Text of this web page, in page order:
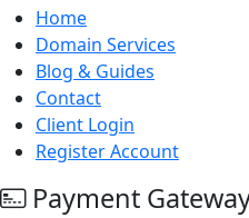
Home
Domain Services
Blog & Guides
Contact
Client Login
Register Account
Payment